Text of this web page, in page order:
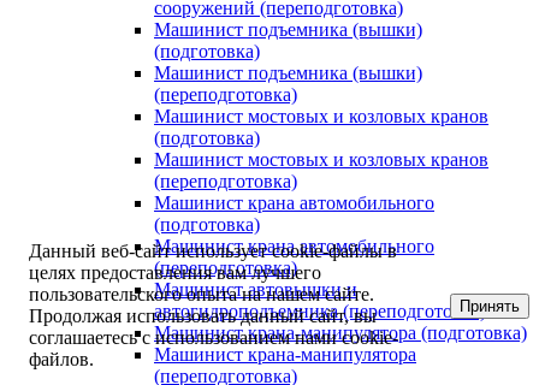
сооружений (переподготовка)
Машинист подъемника (вышки)
(подготовка)
Машинист подъемника (вышки)
(переподготовка)
Машинист мостовых и козловых кранов
(подготовка)
Машинист мостовых и козловых кранов
(переподготовка)
Машинист крана автомобильного
(подготовка)
Машинист крана автомобильного
(переподготовка)
Машинист автовышки и
автогидроподъемника (переподготовка)
Машинист крана-манипулятора (подготовка)
Машинист крана-манипулятора
(переподготовка)
Данный веб-сайт использует cookie-файлы в
целях предоставления вам лучшего
пользовательского опыта на нашем сайте.
Продолжая использовать данный сайт, вы
соглашаетесь с использованием нами cookie-
файлов.
Принять